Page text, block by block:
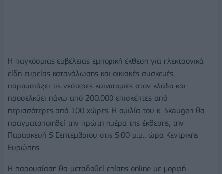
Η παγκόσμιας εμβέλειας εμπορική έκθεση για ηλεκτρονικά
είδη ευρείας κατανάλωσης και οικιακές συσκευές,
παρουσιάζει τις νεότερες καινοτομίες στον κλάδο και
προσελκύει πάνω από 200.000 επισκέπτες από
περισσότερες από 100 χώρες. Η ομιλία του κ. Skaugen θα
πραγματοποιηθεί την πρώτη ημέρα της έκθεσης, την
Παρασκευή 5 Σεπτεμβρίου στις 5:00 μ.μ., ώρα Κεντρικής
Ευρώπης.
Η παρουσίαση θα μεταδοθεί επίσης online με μορφή